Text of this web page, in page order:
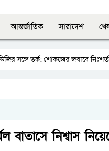
আন্তর্জাতিক সারাদেশ
সঙ্গে তর্ক: শোকজের জবাবে নিঃশর্ত
বাতাসে নিশ্বাস